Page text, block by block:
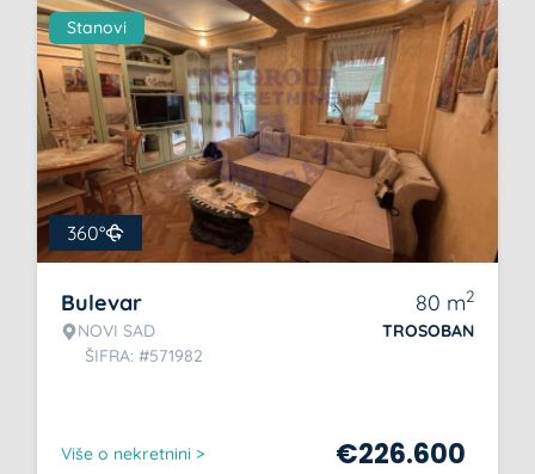
Stanovi
360°
Bulevar
NOVI SAD
ŠIFRA: #571982
80 m2
TROSOBAN
Više o nekretnini > €226.600